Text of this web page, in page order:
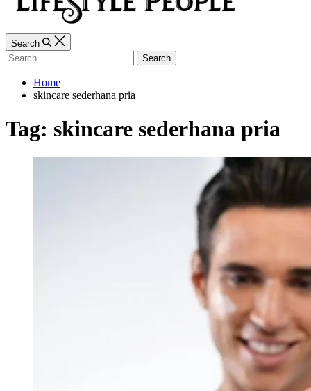
Search
Search
for:
Home
skincare sederhana pria
Tag: skincare sederhana pria